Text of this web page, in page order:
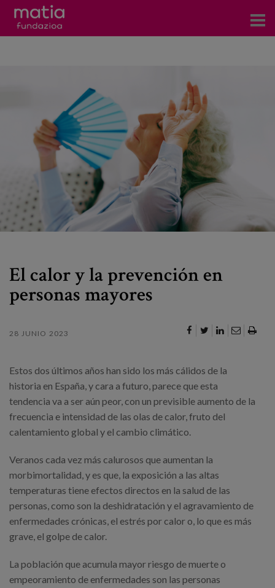
Contacto
Noticias
Prensa
Canal de denuncias
El calor y la prevención en
personas mayores
28 JUNIO 2023
Estos dos últimos años han sido los más cálidos de la
historia en España, y cara a futuro, parece que esta
tendencia va a ser aún peor, con un previsible aumento de la
frecuencia e intensidad de las olas de calor, fruto del
calentamiento global y el cambio climático.
Veranos cada vez más calurosos que aumentan la
morbimortalidad, y es que, la exposición a las altas
temperaturas tiene efectos directos en la salud de las
personas, como son la deshidratación y el agravamiento de
enfermedades crónicas, el estrés por calor o, lo que es más
grave, el golpe de calor.
La población que acumula mayor riesgo de muerte o
empeoramiento de enfermedades son las personas